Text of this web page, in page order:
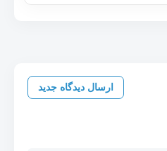
ارسال دیدگاه جدید